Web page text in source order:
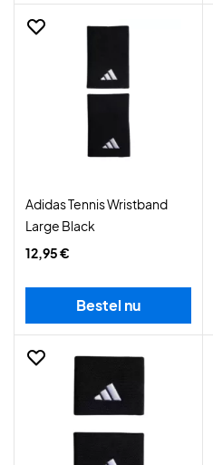
Adidas Tennis Wristband
Large Black
12,95 €
Bestel nu